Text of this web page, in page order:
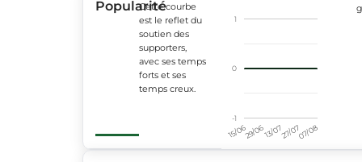
PopularitéCette courbe
est le reflet du
soutien des
supporters,
avec ses temps
forts et ses
temps creux.
15/0629/0613/0727/0707/08
-1
0
1